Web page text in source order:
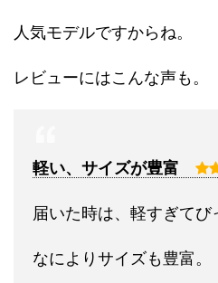
人気モデルですからね。
レビューにはこんな声も。
軽い、サイズが豊富
届いた時は、軽すぎてび
なによりサイズも豊富。